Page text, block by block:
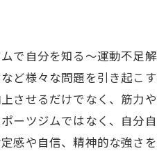
で自分を知る～運動不足
ど様々な問題を引き起こ
させるだけでなく、筋力
ーツジムではなく、自分
感や自信、精神的な強さ